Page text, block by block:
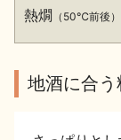
熱燗 （50℃前後）
地酒に合う